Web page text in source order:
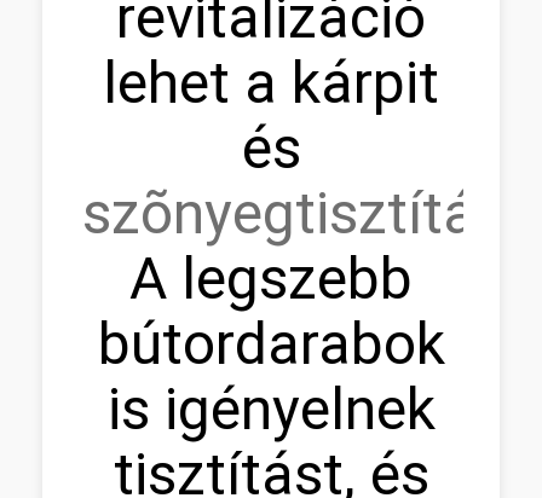
revitalizáció
lehet a kárpit
és
szõnyegtisztítás.
A legszebb
bútordarabok
is igényelnek
tisztítást, és